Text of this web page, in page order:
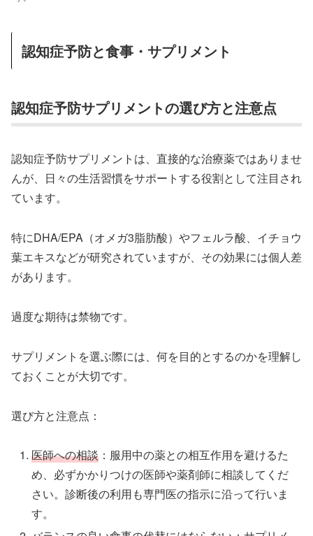
認知症予防と食事・サプリメント
認知症予防サプリメントの選び方と注意点
認知症予防サプリメントは、直接的な治療薬ではありませ
んが、日々の生活習慣をサポートする役割として注目され
ています。
特にDHA/EPA（オメガ3脂肪酸）やフェルラ酸、イチョウ
葉エキスなどが研究されていますが、その効果には個人差
があります。
過度な期待は禁物です。
サプリメントを選ぶ際には、何を目的とするのかを理解し
ておくことが大切です。
選び方と注意点：
医師への相談 ：服用中の薬との相互作用を避けるた
め、必ずかかりつけの医師や薬剤師に相談してくだ
さい。診断後の利用も専門医の指示に沿って行いま
す。